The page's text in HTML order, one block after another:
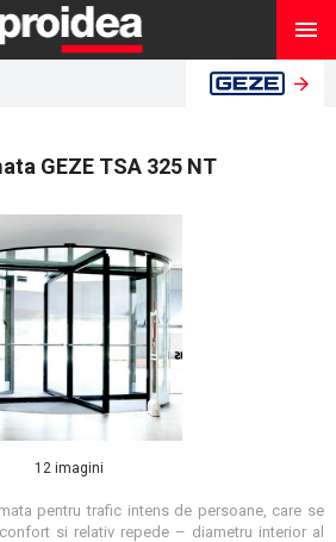
GEZE TSA 325 NT
12 imagini
pentru trafic intens de persoane, care se
si relativ repede – diametru interior al